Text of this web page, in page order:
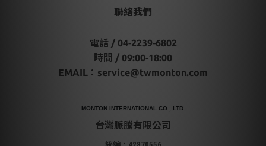
聯絡我們
電話 / 04-2239-6802
時間 / 09:00-18:00
EMAIL： service@twmonton.com
MONTON INTERNATIONAL CO., LTD.
台灣脈騰有限公司